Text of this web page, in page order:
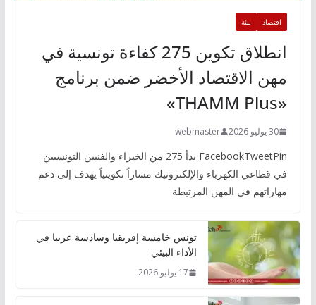
اقتصاد بيئة
انطلاق تكوين 275 كفاءة تونسية في
مهن الاقتصاد الأخضر ضمن برنامج
«THAMM Plus»
30 يوليو 2026 webmaster
FacebookTweetPin بدأ 275 من الخبراء والفنيين التونسيين
في قطاعي الكهرباء والإلكترونيك مساراً تكوينياً يهدف إلى دعم
مهاراتهم في المهن المرتبطة
تونس خامسة إفريقيا وسادسة عربيا في
الأداء البيئي
17 يوليو 2026